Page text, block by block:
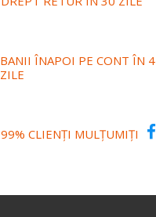
BANII ÎNAPOI PE CONT ÎN 4
ZILE
99% CLIENȚI MULȚUMIȚI